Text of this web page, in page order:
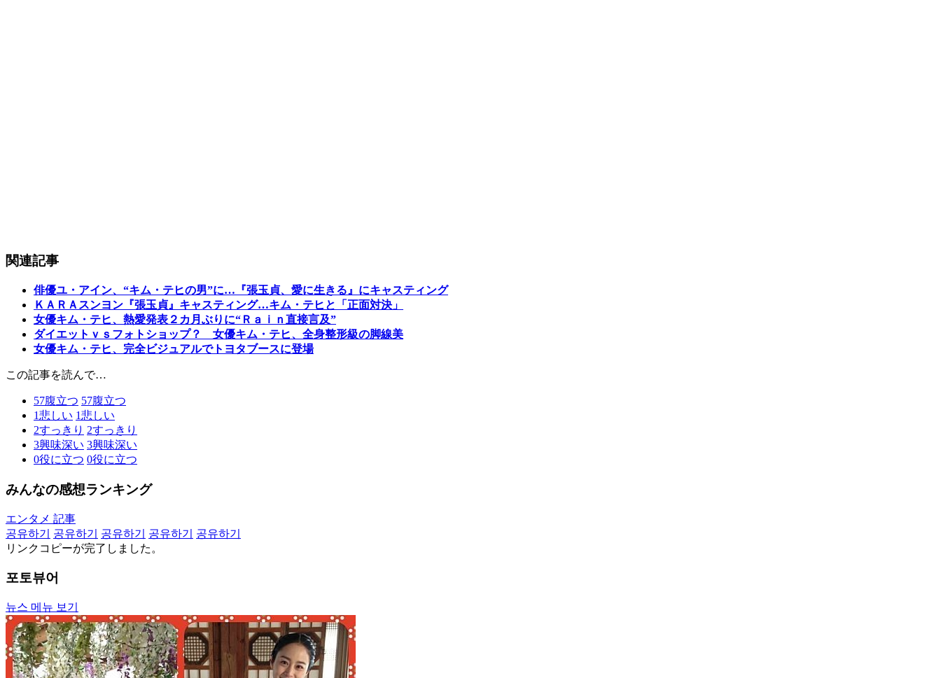
関連記事
俳優ユ・アイン、“キム・テヒの男”に…『張玉貞、愛に生きる』にキャスティング
ＫＡＲＡスンヨン『張玉貞』キャスティング…キム・テヒと「正面対決」
女優キム・テヒ、熱愛発表２カ月ぶりに“Ｒａｉｎ直接言及”
ダイエットｖｓフォトショップ？ 女優キム・テヒ、全身整形級の脚線美
女優キム・テヒ、完全ビジュアルでトヨタブースに登場
この記事を読んで…
57腹立つ 57腹立つ
1悲しい 1悲しい
2すっきり 2すっきり
3興味深い 3興味深い
0役に立つ 0役に立つ
みんなの感想ランキング
エンタメ 記事
공유하기
공유하기 공유하기 공유하기
공유하기
リンクコピーが完了しました。
포토뷰어
뉴스 메뉴 보기